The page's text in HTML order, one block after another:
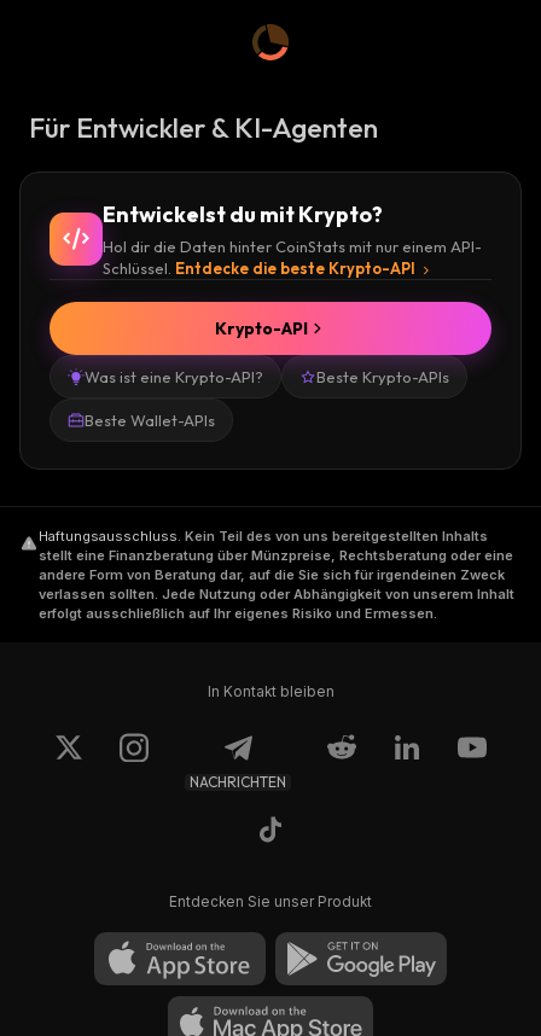
Für Entwickler & KI-Agenten
Entwickelst du mit Krypto?
Hol dir die Daten hinter CoinStats mit nur einem API-
Schlüssel. Entdecke die beste Krypto-API
Was ist eine Krypto-API? Beste Krypto-APIs
Beste Wallet-APIs
Krypto-API
Haftungsausschluss. Kein Teil des von uns bereitgestellten Inhalts
stellt eine Finanzberatung über Münzpreise, Rechtsberatung oder eine
andere Form von Beratung dar, auf die Sie sich für irgendeinen Zweck
verlassen sollten. Jede Nutzung oder Abhängigkeit von unserem Inhalt
erfolgt ausschließlich auf Ihr eigenes Risiko und Ermessen.
In Kontakt bleiben
NACHRICHTEN
Entdecken Sie unser Produkt